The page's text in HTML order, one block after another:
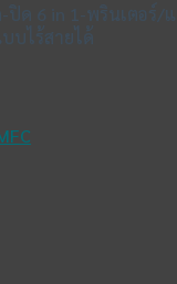
ปิด 6 in 1-พรินเตอ
บไร้สายได้